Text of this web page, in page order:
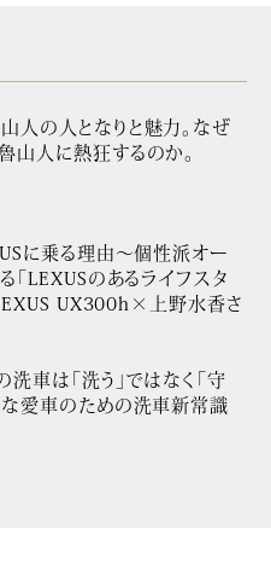
人の人となりと魅力。なぜ
山人に熱狂するのか。
に乗る理由〜個性派オー
「LEXUSのあるライフスタ
UX300h×上野水香さ
洗車は「洗う」ではなく「守
な愛車のための洗車新常識